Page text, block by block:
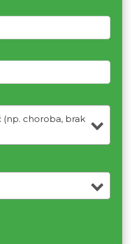
(np. choroba, brak